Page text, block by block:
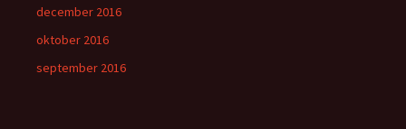
december 2016
oktober 2016
september 2016